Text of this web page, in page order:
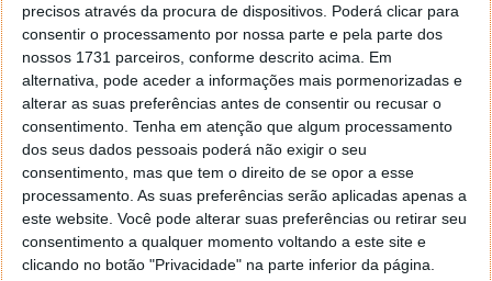
precisos através da procura de dispositivos. Poderá clicar para
consentir o processamento por nossa parte e pela parte dos
nossos 1731 parceiros, conforme descrito acima. Em
alternativa, pode aceder a informações mais pormenorizadas e
alterar as suas preferências antes de consentir ou recusar o
consentimento. Tenha em atenção que algum processamento
dos seus dados pessoais poderá não exigir o seu
consentimento, mas que tem o direito de se opor a esse
processamento. As suas preferências serão aplicadas apenas a
este website. Você pode alterar suas preferências ou retirar seu
consentimento a qualquer momento voltando a este site e
clicando no botão "Privacidade" na parte inferior da página.